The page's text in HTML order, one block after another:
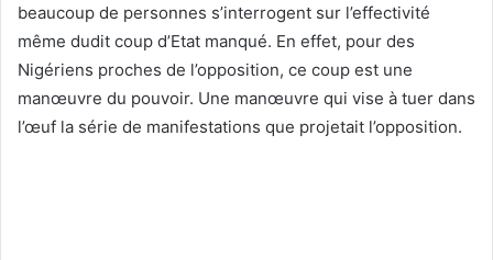
beaucoup de personnes s’interrogent sur l’effectivité
même dudit coup d’Etat manqué. En effet, pour des
Nigériens proches de l’opposition, ce coup est une
manœuvre du pouvoir. Une manœuvre qui vise à tuer dans
l’œuf la série de manifestations que projetait l’opposition.